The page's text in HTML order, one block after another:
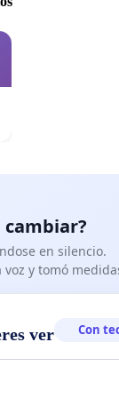
cambiar?
en silencio.
y tomó
ver Con